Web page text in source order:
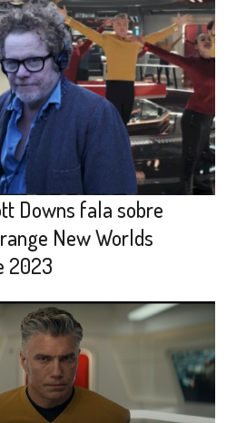
Downs fala sobre
New Worlds
2023